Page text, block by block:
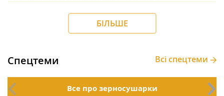
БІЛЬШЕ
Спецтеми Всі спецтеми
Все про зерносушарки